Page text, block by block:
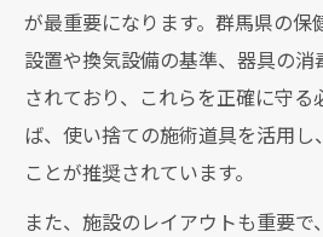
が最重要になります。群馬県の保
設置や換気設備の基準、器具の
されており、これらを正確に守る
ば、使い捨ての施術道具を活用し
ことが推奨されています。
また、施設のレイアウトも重要で